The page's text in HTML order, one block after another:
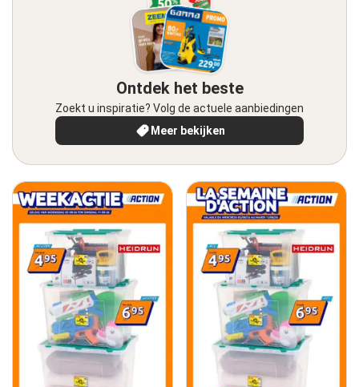
Ontdek het beste
Zoekt u inspiratie? Volg de actuele aanbiedingen
Meer bekijken